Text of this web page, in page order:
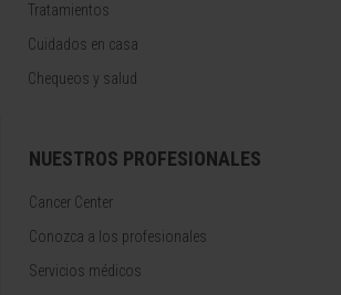
Tratamientos
Cuidados en casa
Chequeos y salud
NUESTROS PROFESIONALES
Cancer Center
Conozca a los profesionales
Servicios médicos